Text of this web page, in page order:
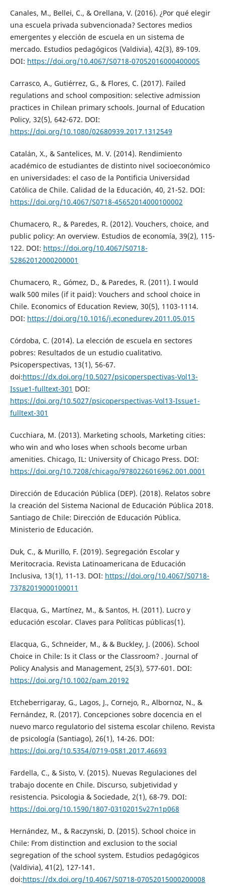
Canales, M., Bellei, C., & Orellana, V. (2016). ¿Por qué elegir
una escuela privada subvencionada? Sectores medios
emergentes y elección de escuela en un sistema de
mercado. Estudios pedagógicos (Valdivia), 42(3), 89-109.
DOI: https://doi.org/10.4067/S0718-07052016000400005
Carrasco, A., Gutiérrez, G., & Flores, C. (2017). Failed
regulations and school composition: selective admission
practices in Chilean primary schools. Journal of Education
Policy, 32(5), 642-672. DOI:
https://doi.org/10.1080/02680939.2017.1312549
Catalán, X., & Santelices, M. V. (2014). Rendimiento
académico de estudiantes de distinto nivel socioeconómico
en universidades: el caso de la Pontificia Universidad
Católica de Chile. Calidad de la Educación, 40, 21-52. DOI:
https://doi.org/10.4067/S0718-45652014000100002
Chumacero, R., & Paredes, R. (2012). Vouchers, choice, and
public policy: An overview. Estudios de economía, 39(2), 115-
122. DOI: https://doi.org/10.4067/S0718-
52862012000200001
Chumacero, R., Gómez, D., & Paredes, R. (2011). I would
walk 500 miles (if it paid): Vouchers and school choice in
Chile. Economics of Education Review, 30(5), 1103-1114.
DOI: https://doi.org/10.1016/j.econedurev.2011.05.015
Córdoba, C. (2014). La elección de escuela en sectores
pobres: Resultados de un estudio cualitativo.
Psicoperspectivas, 13(1), 56-67.
doi:https://dx.doi.org/10.5027/psicoperspectivas-Vol13-
Issue1-fulltext-301 DOI:
https://doi.org/10.5027/psicoperspectivas-Vol13-Issue1-
fulltext-301
Cucchiara, M. (2013). Marketing schools, Marketing cities:
who win and who loses when schools become urban
amenities. Chicago, IL: University of Chicago Press. DOI:
https://doi.org/10.7208/chicago/9780226016962.001.0001
Dirección de Educación Pública (DEP). (2018). Relatos sobre
la creación del Sistema Nacional de Educación Pública 2018.
Santiago de Chile: Dirección de Educación Pública.
Ministerio de Educación.
Duk, C., & Murillo, F. (2019). Segregación Escolar y
Meritocracia. Revista Latinoamericana de Educación
Inclusiva, 13(1), 11-13. DOI: https://doi.org/10.4067/S0718-
73782019000100011
Elacqua, G., Martínez, M., & Santos, H. (2011). Lucro y
educación escolar. Claves para Políticas públicas(1).
Elacqua, G., Schneider, M., & & Buckley, J. (2006). School
Choice in Chile: Is it Class or the Classroom? . Journal of
Policy Analysis and Management, 25(3), 577-601. DOI:
https://doi.org/10.1002/pam.20192
Etcheberrigaray, G., Lagos, J., Cornejo, R., Albornoz, N., &
Fernández, R. (2017). Concepciones sobre docencia en el
nuevo marco regulatorio del sistema escolar chileno. Revista
de psicología (Santiago), 26(1), 14-26. DOI:
https://doi.org/10.5354/0719-0581.2017.46693
Fardella, C., & Sisto, V. (2015). Nuevas Regulaciones del
trabajo docente en Chile. Discurso, subjetividad y
resistencia. Psicologia & Sociedade, 2(1), 68-79. DOI:
https://doi.org/10.1590/1807-03102015v27n1p068
Hernández, M., & Raczynski, D. (2015). School choice in
Chile: From distinction and exclusion to the social
segregation of the school system. Estudios pedagógicos
(Valdivia), 41(2), 127-141.
doi:https://dx.doi.org/10.4067/S0718-07052015000200008